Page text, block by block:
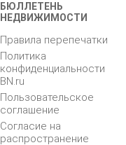
БЮЛЛЕТЕНЬ
НЕДВИЖИМОСТИ
Правила перепечатки
Политика
конфиденциальности
BN.ru
Пользовательское
соглашение
Согласие на
распространение